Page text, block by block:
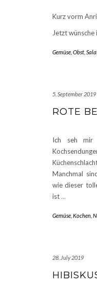
Kurz vorm
Jetzt wünsche
Gemüse Obst
5. September 2019
ROTE
Ich seh mir
Manchmal
wie dieser
ist…
Gemüse Kochen
28. July 2019